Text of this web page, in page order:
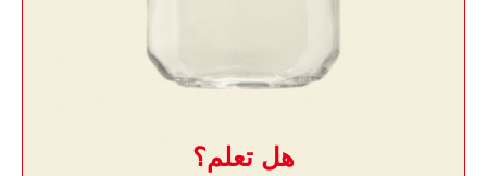
هل تعلم؟